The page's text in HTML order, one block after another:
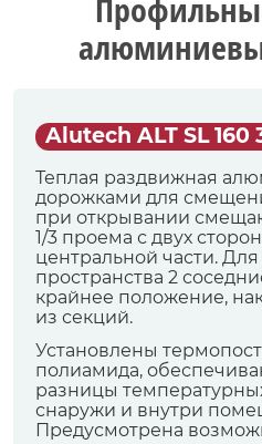
Alutech ALT SL 160
Теплая раздвижная
дорожками для
при открывании
1/3 проема с двух
центральной части.
пространства 2
крайнее положение,
из секций.
Установлены
полиамида,
разницы
снаружи и внутри
Предусмотрена